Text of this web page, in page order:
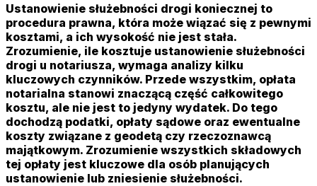
Ustanowienie służebności drogi koniecznej to
procedura prawna, która może wiązać się z pewnymi
kosztami, a ich wysokość nie jest stała.
Zrozumienie, ile kosztuje ustanowienie służebności
drogi u notariusza, wymaga analizy kilku
kluczowych czynników. Przede wszystkim, opłata
notarialna stanowi znaczącą część całkowitego
kosztu, ale nie jest to jedyny wydatek. Do tego
dochodzą podatki, opłaty sądowe oraz ewentualne
koszty związane z geodetą czy rzeczoznawcą
majątkowym. Zrozumienie wszystkich składowych
tej opłaty jest kluczowe dla osób planujących
ustanowienie lub zniesienie służebności.